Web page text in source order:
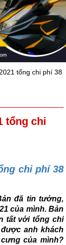
tổng chi phí 38
tổng chi
chi phí 38
đã tin tưởng,
của mình. Bản
tất với tổng chi
anh khách
của mình?